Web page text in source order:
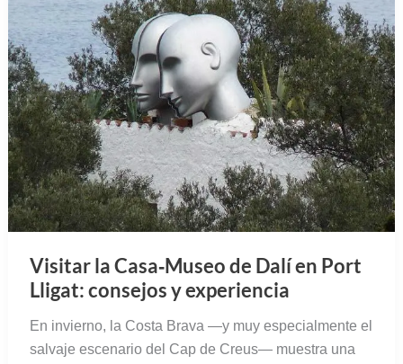
Visitar la Casa‑Museo de Dalí en Port
Lligat: consejos y experiencia
En invierno, la Costa Brava —y muy especialmente el
salvaje escenario del Cap de Creus— muestra una